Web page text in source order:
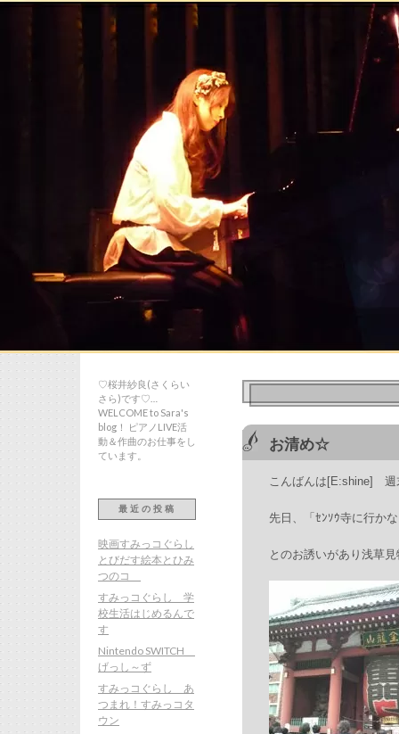
お清め☆
こんばんは[E:shine] 週
先日、「ｾﾝｿｳ寺に行か
とのお誘いがあり浅草
♡桜井紗良(さくらい
さら)です♡…
WELCOME to Sara's
blog！ ピアノLIVE活
動＆作曲のお仕事をし
ています。
最近の投稿
映画すみっコぐらし
とびだす絵本とひみ
つのコ
すみっコぐらし 学
校生活はじめるんで
す
Nintendo SWITCH
げっし～ず
すみっコぐらし あ
つまれ！すみっコタ
ウン